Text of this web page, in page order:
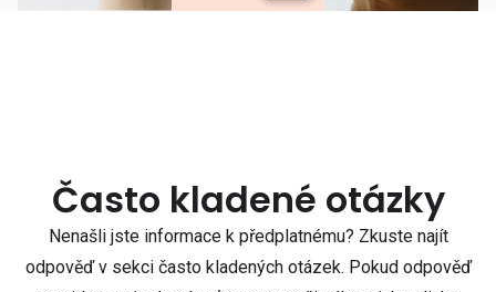
Často kladené otázky
Nenašli jste informace k předplatnému? Zkuste najít
odpověď v sekci často kladených otázek. Pokud odpověď